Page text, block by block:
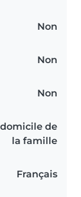
Non
Non
Non
de
la famille
Français